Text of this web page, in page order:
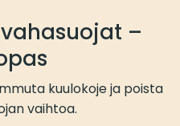
–
kuulokoje ja poista
vaihtoa.